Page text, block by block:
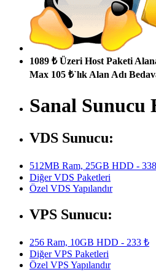
1089 ₺ Üzeri Host Paketi
Max 105 ₺`lık Alan Adı
Sanal Sunucu
VDS Sunucu:
512MB Ram, 25GB HDD -
Diğer VDS Paketleri
Özel VDS Yapılandır
VPS Sunucu:
256 Ram, 10GB HDD - 233 ₺
Diğer VPS Paketleri
Özel VPS Yapılandır